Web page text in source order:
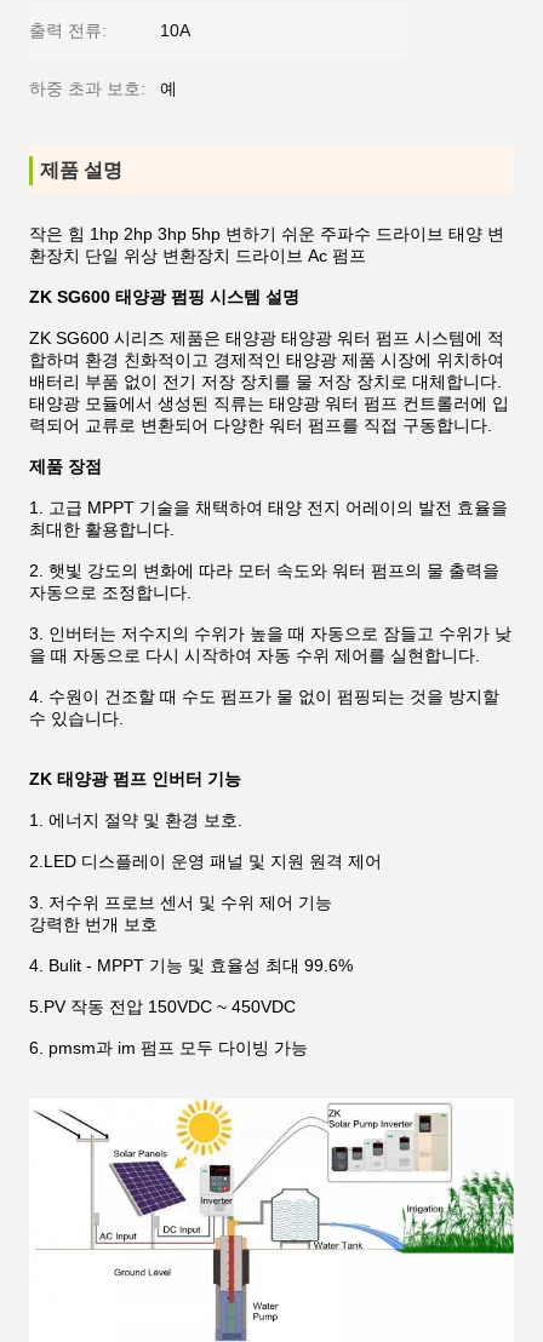
출력 전류: 10A
하중 초과 보호: 예
제품 설명
작은 힘 1hp 2hp 3hp 5hp 변하기 쉬운 주파수 드라이브 태양 변
환장치 단일 위상 변환장치 드라이브 Ac 펌프
ZK SG600 태양광 펌핑 시스템 설명
ZK SG600 시리즈 제품은 태양광 태양광 워터 펌프 시스템에 적
합하며 환경 친화적이고 경제적인 태양광 제품 시장에 위치하여
배터리 부품 없이 전기 저장 장치를 물 저장 장치로 대체합니다.
태양광 모듈에서 생성된 직류는 태양광 워터 펌프 컨트롤러에 입
력되어 교류로 변환되어 다양한 워터 펌프를 직접 구동합니다.
제품 장점
1. 고급 MPPT 기술을 채택하여 태양 전지 어레이의 발전 효율을
최대한 활용합니다.
2. 햇빛 강도의 변화에 ​​따라 모터 속도와 워터 펌프의 물 출력을
자동으로 조정합니다.
3. 인버터는 저수지의 수위가 높을 때 자동으로 잠들고 수위가 낮
을 때 자동으로 다시 시작하여 자동 수위 제어를 실현합니다.
4. 수원이 건조할 때 수도 펌프가 물 없이 펌핑되는 것을 방지할
수 있습니다.
ZK 태양광 펌프 인버터 기능
1. 에너지 절약 및 환경 보호.
2.LED 디스플레이 운영 패널 및 지원 원격 제어
3. 저수위 프로브 센서 및 수위 제어 기능
강력한 번개 보호
4. Bulit - MPPT 기능 및 효율성 최대 99.6%
5.PV 작동 전압 150VDC ~ 450VDC
6. pmsm과 im 펌프 모두 다이빙 가능